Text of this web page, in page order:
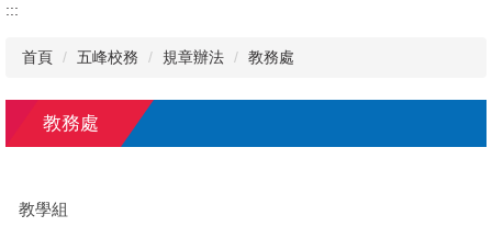
教務處
總務處
:::
首頁 五峰校務 規章辦法 教務處
教務處
教學組